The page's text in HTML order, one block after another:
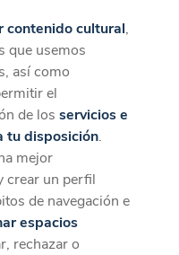
la App
Descargar
mejores
contenido cultural,
que usemos
así como
el
de losservicios e
tu disposición.
mejor
crear un perfil
de navegación e
espacios
rechazar o